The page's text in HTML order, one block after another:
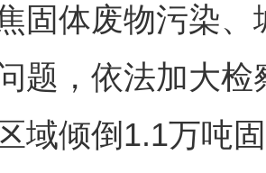
体废物污染、
题，依法加大
域倾倒1.1万吨